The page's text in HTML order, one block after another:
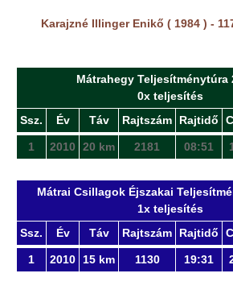
Karajzné Illinger Enikő ( 1984 ) -
Mátrahegy Teljesítménytúra
0x teljesítés
Ssz.
Év Táv Rajtszám Rajtidő
1 2010 20 km 2181 08:51
Mátrai Csillagok Éjszakai
1x teljesítés
Ssz.
Év Táv Rajtszám Rajtidő
1 2010 15 km 1130 19:31